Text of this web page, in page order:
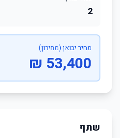
2
מחיר יבואן (מחירון)
53,400 ₪
שתף